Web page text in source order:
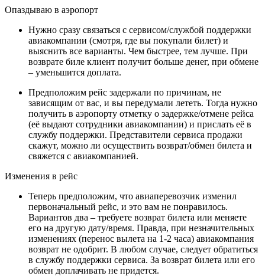
Опаздываю в аэропорт
Нужно сразу связаться с сервисом/службой поддержки
авиакомпании (смотря, где вы покупали билет) и
выяснить все варианты. Чем быстрее, тем лучше. При
возврате биле клиент получит больше денег, при обмене
– уменьшится доплата.
Предположим рейс задержали по причинам, не
зависящим от вас, и вы передумали лететь. Тогда нужно
получить в аэропорту отметку о задержке/отмене рейса
(её выдают сотрудники авиакомпании) и прислать её в
службу поддержки. Представители сервиса продажи
скажут, можно ли осуществить возврат/обмен билета и
свяжется с авиакомпанией.
Изменения в рейс
Теперь предположим, что авиаперевозчик изменил
первоначальный рейс, и это вам не понравилось.
Вариантов два – требуете возврат билета или меняете
его на другую дату/время. Правда, при незначительных
изменениях (перенос вылета на 1-2 часа) авиакомпания
возврат не одобрит. В любом случае, следует обратиться
в службу поддержки сервиса. За возврат билета или его
обмен доплачивать не придется.